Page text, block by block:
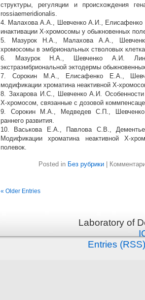
структуры, регуляции и происхождения
rossiaemeridionalis.
4. Малахова А.А., Шевченко А.И., Елисафенко
инактивации Х-хромосомы у обыкновенных
5. Мазурок Н.А., Малахова A.A.,
хромосомы в эмбриональных стволовых
6. Мазурок Н.А., Шевченко А.И.
экстраэмбриональной эктодермы
7. Сорокин М.А., Елисафенко Е.А.,
модификации хроматина неактивной Х-
8. Захарова И.С., Шевченко А.И.
Х-хромосом, связанные с дозовой
9. Сорокин М.А., Медведев С.П., Шевченко
раннего развития.
10. Васькова Е.А., Павлова С.В.,
Модификации хроматина неактивной Х-
полевок.
Posted in Без рубрики
« Older Entries
Laboratory of
Entries (RSS)